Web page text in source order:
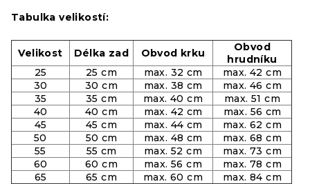
Tabulka velikostí:
Velikost Délka zad Obvod krku
Obvod
hrudníku
25
25 cm max. 32 cm
max. 42 cm
30
30 cm max. 38 cm
max. 46 cm
35
35 cm max. 40 cm
max. 51 cm
40
40 cm max. 42 cm
max. 56 cm
45
45 cm max. 44 cm
max. 62 cm
50
50 cm max. 48 cm
max. 68 cm
55
55 cm max. 52 cm
max. 73 cm
60
60 cm max. 56 cm
max. 78 cm
65
65 cm max. 60 cm max. 84 cm